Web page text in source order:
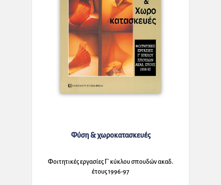
Φύση & χωροκατασκευές
Φοιτητικές εργασίες Γ΄ κύκλου σπουδών ακαδ.
έτους 1996-97